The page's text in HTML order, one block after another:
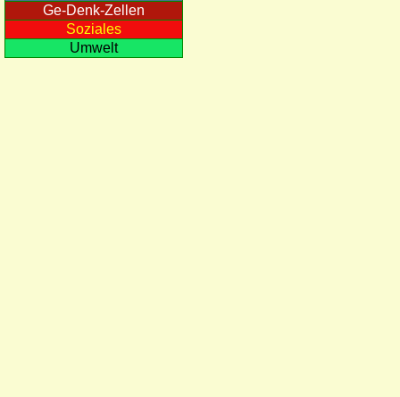
Ge-Denk-Zellen
Soziales
Umwelt